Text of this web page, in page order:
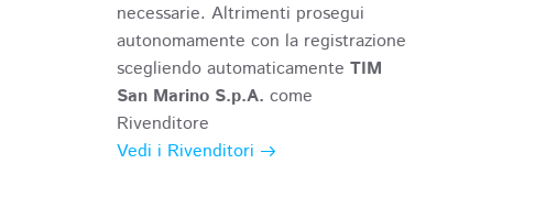
necessarie. Altrimenti prosegui
autonomamente con la registrazione
scegliendo automaticamente TIM
San Marino S.p.A. come
Rivenditore
Vedi i Rivenditori